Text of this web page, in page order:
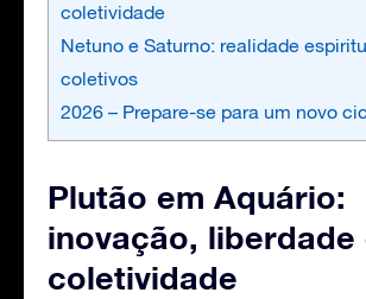
coletividade
Netuno e Saturno: realidade
coletivos
2026 – Prepare-se para um novo
Plutão em Aquário:
inovação, liberdade
coletividade